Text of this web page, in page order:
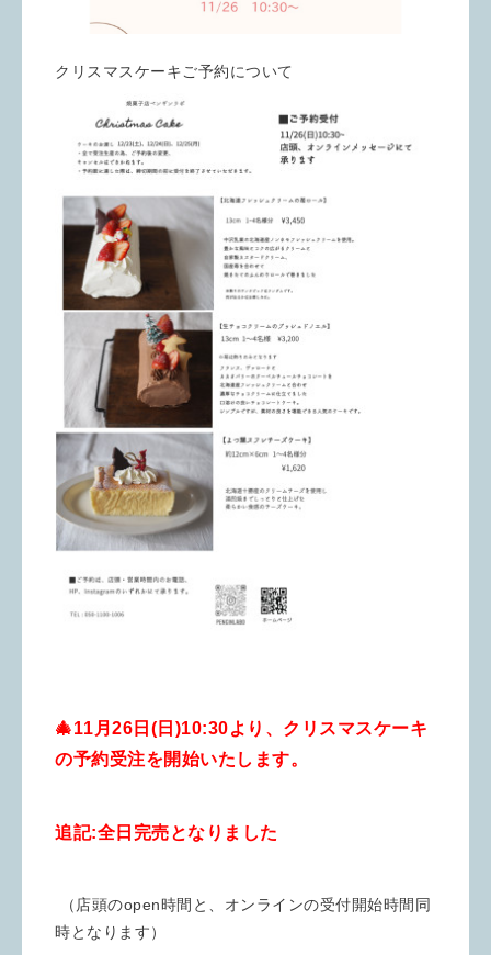
クリスマスケーキご予約について
🎄11月26日(日)10:30より、クリスマスケーキ
の予約受注を開始いたします。
追記:全日完売となりました
（店頭のopen時間と、オンラインの受付開始時間同
時となります）